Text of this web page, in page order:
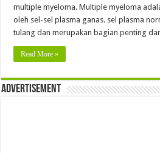
multiple myeloma. Multiple myeloma
oleh sel-sel plasma ganas. sel plasma
tulang dan merupakan bagian penting
Read More »
Advertisement